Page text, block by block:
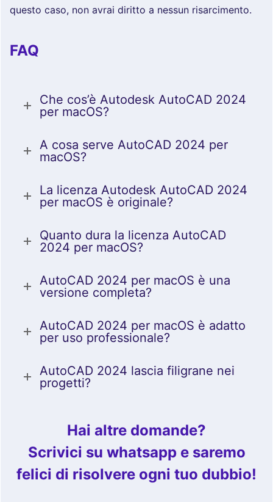
questo caso, non avrai diritto a nessun risarcimento.
FAQ
Che cos’è Autodesk AutoCAD 2024
per macOS?
A cosa serve AutoCAD 2024 per
macOS?
La licenza Autodesk AutoCAD 2024
per macOS è originale?
Quanto dura la licenza AutoCAD
2024 per macOS?
AutoCAD 2024 per macOS è una
versione completa?
AutoCAD 2024 per macOS è adatto
per uso professionale?
AutoCAD 2024 lascia filigrane nei
progetti?
Hai altre domande?
Scrivici su whatsapp e saremo
felici di risolvere ogni tuo dubbio!